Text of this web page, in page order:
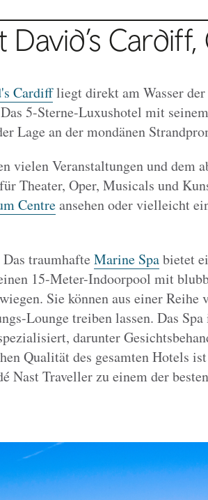
Cardiffliegt direkt am Wasser der
5-Sterne-Luxushotel mit
Lage an der mondänen
vielen Veranstaltungen und dem
Theater, Oper, Musicals und
Centreansehen oder vielleicht
Das traumhafte Marine Spabietet
15-Meter-Indoorpool mit
Sie können aus einer
Lounge treiben lassen. Das
darunter
Qualität des gesamten Hotels
Nast Traveller zu einem der